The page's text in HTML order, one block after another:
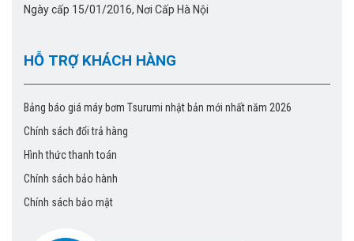
Email: sieuthibom@gmail.com
Hà Nội
Kho hàng: Ngõ 270 Nguyễn Xiển, phường Hạ Đình, Thanh
Xuân, Hà Nội
=> Xem thêm sản phẩm liên quan:
Tsurumi KRS2-C3/A3
Ngày cấp 15/01/2016, Nơi Cấp Hà Nội
HỖ TRỢ KHÁCH HÀNG
Bảng báo giá máy bơm Tsurumi nhật bản mới nhất năm 2026
Chính sách đổi trả hàng
Hình thức thanh toán
Chính sách bảo hành
Chính sách bảo mật